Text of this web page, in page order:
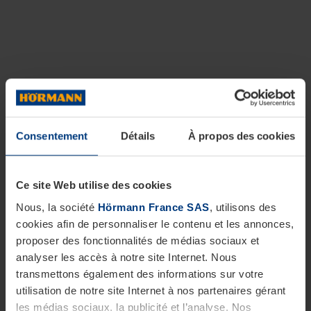
Consentement Détails À propos des cookies
Ce site Web utilise des cookies
Nous, la société Hörmann France SAS, utilisons des
cookies afin de personnaliser le contenu et les annonces,
proposer des fonctionnalités de médias sociaux et
analyser les accès à notre site Internet. Nous
transmettons également des informations sur votre
utilisation de notre site Internet à nos partenaires gérant
les médias sociaux, la publicité et l’analyse. Nos